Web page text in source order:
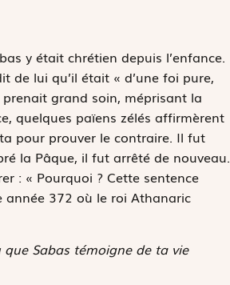
y était chrétien depuis l’enfance.
de lui qu’il était « d’une foi pure,
grand soin, méprisant la
quelques païens zélés affirmèrent
pour prouver le contraire. Il fut
la Pâque, il fut arrêté de nouveau.
: « Pourquoi ? Cette sentence
année 372 où le roi Athanaric
Sabas témoigne de ta vie